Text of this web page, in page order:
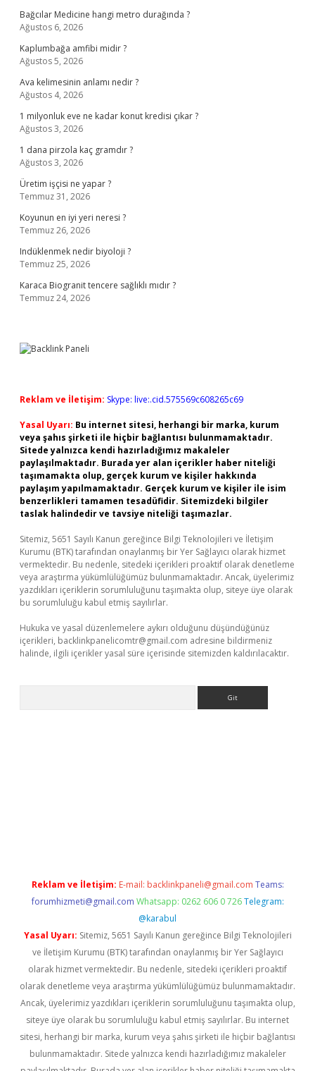
Bağcılar Medicine hangi metro durağında ?
Ağustos 6, 2026
Kaplumbağa amfibi midir ?
Ağustos 5, 2026
Ava kelimesinin anlamı nedir ?
Ağustos 4, 2026
1 milyonluk eve ne kadar konut kredisi çıkar ?
Ağustos 3, 2026
1 dana pirzola kaç gramdır ?
Ağustos 3, 2026
Üretim işçisi ne yapar ?
Temmuz 31, 2026
Koyunun en iyi yeri neresi ?
Temmuz 26, 2026
Indüklenmek nedir biyoloji ?
Temmuz 25, 2026
Karaca Biogranit tencere sağlıklı mıdır ?
Temmuz 24, 2026
Reklam ve İletişim: Skype: live:.cid.575569c608265c69
Yasal Uyarı: Bu internet sitesi, herhangi bir marka, kurum
veya şahıs şirketi ile hiçbir bağlantısı bulunmamaktadır.
Sitede yalnızca kendi hazırladığımız makaleler
paylaşılmaktadır. Burada yer alan içerikler haber niteliği
taşımamakta olup, gerçek kurum ve kişiler hakkında
paylaşım yapılmamaktadır. Gerçek kurum ve kişiler ile isim
benzerlikleri tamamen tesadüfidir. Sitemizdeki bilgiler
taslak halindedir ve tavsiye niteliği taşımazlar.
Sitemiz, 5651 Sayılı Kanun gereğince Bilgi Teknolojileri ve İletişim
Kurumu (BTK) tarafından onaylanmış bir Yer Sağlayıcı olarak hizmet
vermektedir. Bu nedenle, sitedeki içerikleri proaktif olarak denetleme
veya araştırma yükümlülüğümüz bulunmamaktadır. Ancak, üyelerimiz
yazdıkları içeriklerin sorumluluğunu taşımakta olup, siteye üye olarak
bu sorumluluğu kabul etmiş sayılırlar.
Hukuka ve yasal düzenlemelere aykırı olduğunu düşündüğünüz
içerikleri, backlinkpanelicomtr@gmail.com adresine bildirmeniz
halinde, ilgili içerikler yasal süre içerisinde sitemizden kaldırılacaktır.
Reklam ve İletişim: E-mail: backlinkpaneli@gmail.com Teams:
forumhizmeti@gmail.com Whatsapp: 0262 606 0 726 Telegram:
@karabul
Yasal Uyarı: Sitemiz, 5651 Sayılı Kanun gereğince Bilgi Teknolojileri
ve İletişim Kurumu (BTK) tarafından onaylanmış bir Yer Sağlayıcı
olarak hizmet vermektedir. Bu nedenle, sitedeki içerikleri proaktif
olarak denetleme veya araştırma yükümlülüğümüz bulunmamaktadır.
Ancak, üyelerimiz yazdıkları içeriklerin sorumluluğunu taşımakta olup,
siteye üye olarak bu sorumluluğu kabul etmiş sayılırlar. Bu internet
sitesi, herhangi bir marka, kurum veya şahıs şirketi ile hiçbir bağlantısı
bulunmamaktadır. Sitede yalnızca kendi hazırladığımız makaleler